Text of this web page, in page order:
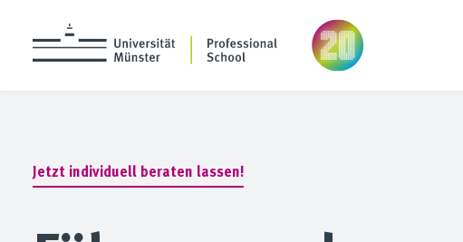
Jetzt individuell beraten lassen!